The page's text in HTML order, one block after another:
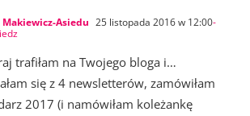
Makiewicz-Asiedu 25 listopada 2016 w 12:00-
trafiłam na Twojego bloga i…
się z 4 newsletterów, zamówiłam
2017 (i namówiłam koleżankę